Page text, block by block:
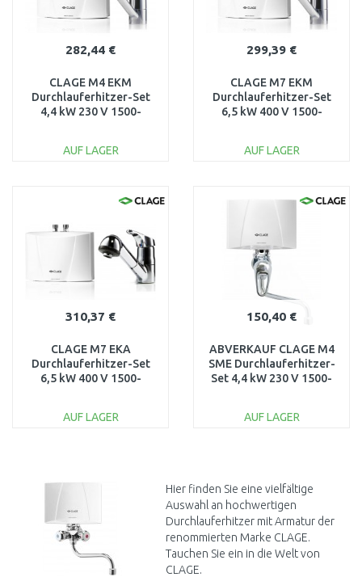
282,44 €
CLAGE M4 EKM
Durchlauferhitzer-Set
4,4 kW 230 V 1500-
AUF LAGER
299,39 €
CLAGE M7 EKM
Durchlauferhitzer-Set
6,5 kW 400 V 1500-
AUF LAGER
310,37 €
CLAGE M7 EKA
Durchlauferhitzer-Set
6,5 kW 400 V 1500-
AUF LAGER
Vergleichen
150,40 €
ABVERKAUF CLAGE M4
SME Durchlauferhitzer-
Set 4,4 kW 230 V 1500-
AUF LAGER
Vergleichen
Hier finden Sie eine vielfältige
Auswahl an hochwertigen
Durchlauferhitzer mit Armatur der
renommierten Marke CLAGE.
Tauchen Sie ein in die Welt von
CLAGE.